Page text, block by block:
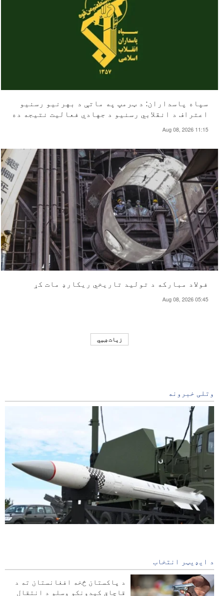
سپاه پاسداران: د ټرمپ په ماتې د بهرنیو رسنیو
اعتراف د انقلابي رسنیو د جهادي فعالیت نتیجه ده
Aug 08, 2026 11:15
فولاد مبارکه د تولید تاریخي ریکارډ مات کړ
Aug 08, 2026 05:45
زیات ښيي
وتلی خبرونه
تحلیل | د سعودي عربستان دواړه خواوې تر بریدونو لاندې؛
«د مکې تړون» یوازې دوه ورځې دوام وکړ؟
د ایډیټر انتخاب
د پاکستان څخه افغانستان ته د
قاچاق کېدونکو وسلو د انتقال